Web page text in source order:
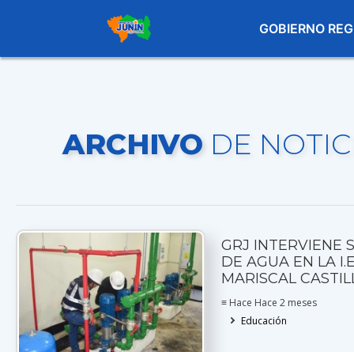
GOBIERNO
ARCHIVODE
GRJ INTERVIENE
DE AGUA EN LA
MARISCAL
≡ Hace Hace 2 meses
Educación